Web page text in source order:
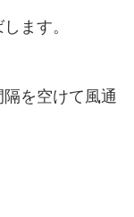
ます。
を空けて風通